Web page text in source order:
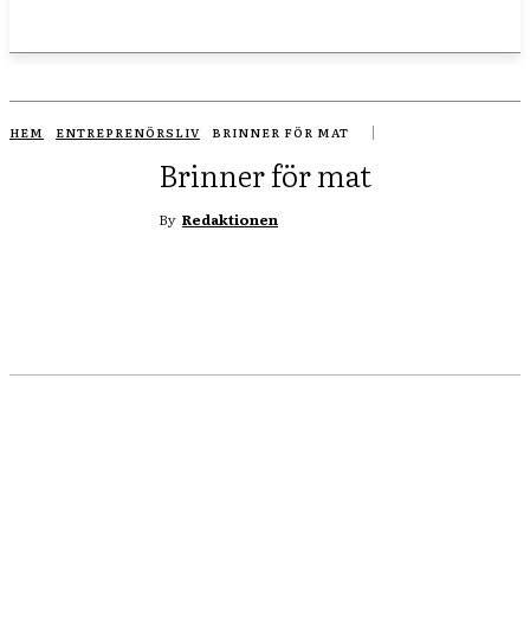
HEM ENTREPRENÖRSLIV BRINNER FÖR MAT
Brinner för mat
By Redaktionen